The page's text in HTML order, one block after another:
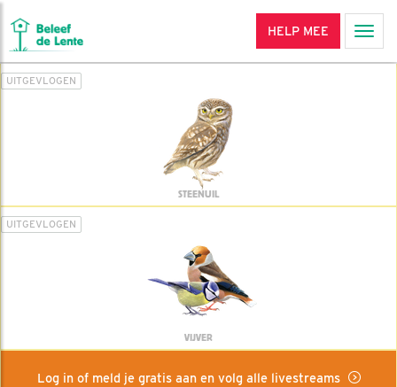
HELP MEE
UITGEVLOGEN
STEENUIL
UITGEVLOGEN
VIJVER
Log in of meld je gratis aan en volg alle livestreams